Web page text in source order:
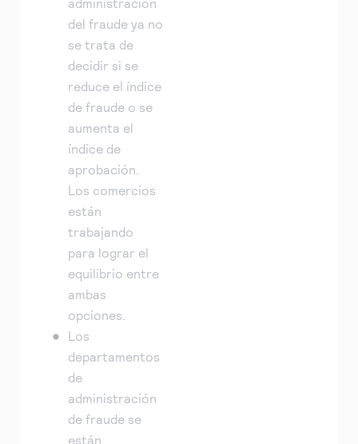
del fraude ya no
se trata de
decidir si se
reduce el índice
de fraude o se
aumenta el
índice de
aprobación.
Los comercios
están
trabajando
para lograr el
equilibrio entre
ambas
opciones.
Los
departamentos
de
administración
de fraude se
están